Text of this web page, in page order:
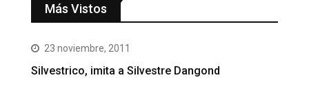
Más Vistos
23 noviembre, 2011
Silvestrico, imita a Silvestre Dangond